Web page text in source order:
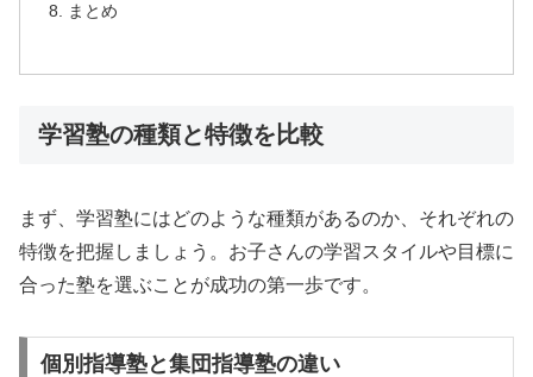
まとめ
学習塾の種類と特徴を比較
まず、学習塾にはどのような種類があるのか、それぞれの
特徴を把握しましょう。お子さんの学習スタイルや目標に
合った塾を選ぶことが成功の第一歩です。
個別指導塾と集団指導塾の違い